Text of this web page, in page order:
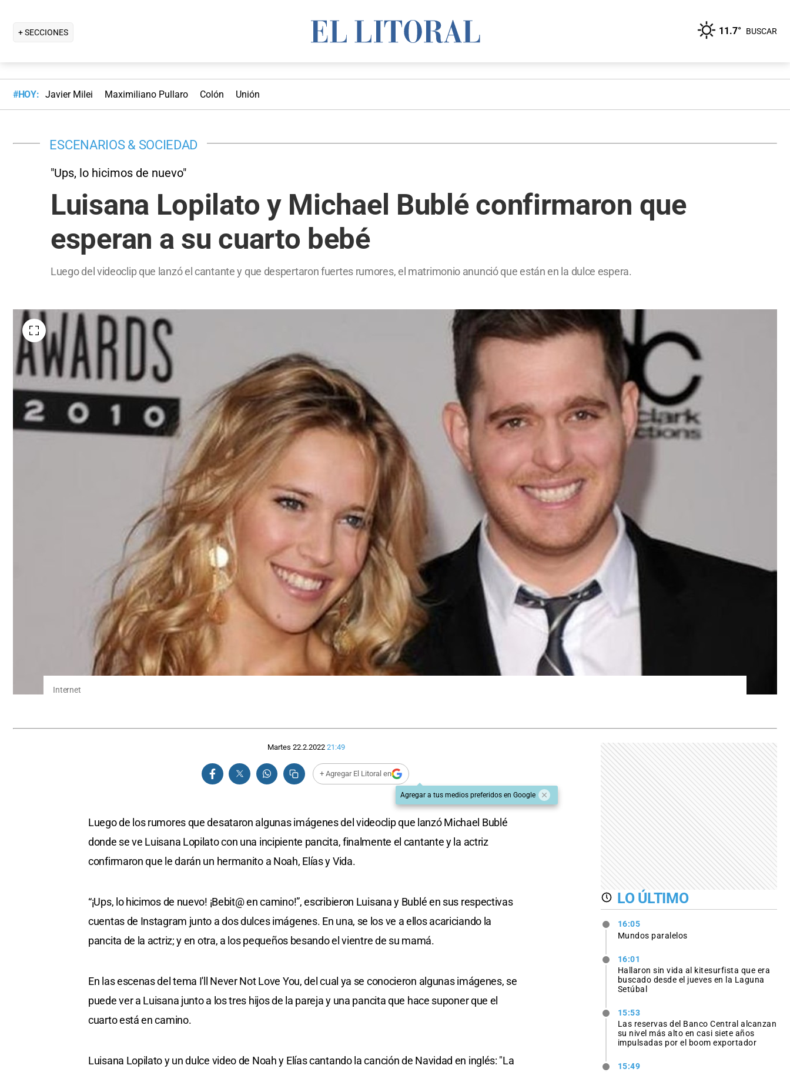
+ SECCIONES 11.7° BUSCAR
#HOY: Javier Milei Maximiliano Pullaro Colón Unión
ESCENARIOS & SOCIEDAD
"Ups, lo hicimos de nuevo"
Luisana Lopilato y Michael Bublé confirmaron que
esperan a su cuarto bebé
Luego del videoclip que lanzó el cantante y que despertaron fuertes rumores, el matrimonio anunció que están en la dulce espera.
Internet
Martes 22.2.2022 21:49
+ Agregar El Litoral en
Agregar a tus medios preferidos en Google
Luego de los rumores que desataron algunas imágenes del videoclip que lanzó Michael Bublé
donde se ve Luisana Lopilato con una incipiente pancita, finalmente el cantante y la actriz
confirmaron que le darán un hermanito a Noah, Elías y Vida.
“¡Ups, lo hicimos de nuevo! ¡Bebit@ en camino!”, escribieron Luisana y Bublé en sus respectivas
cuentas de Instagram junto a dos dulces imágenes. En una, se los ve a ellos acariciando la
pancita de la actriz; y en otra, a los pequeños besando el vientre de su mamá.
En las escenas del tema I'll Never Not Love You, del cual ya se conocieron algunas imágenes, se
puede ver a Luisana junto a los tres hijos de la pareja y una pancita que hace suponer que el
cuarto está en camino.
Luisana Lopilato y un dulce video de Noah y Elías cantando la canción de Navidad en inglés: "La
LO ÚLTIMO
16:05
Mundos paralelos
16:01
Hallaron sin vida al kitesurfista que era
buscado desde el jueves en la Laguna
Setúbal
15:53
Las reservas del Banco Central alcanzan
su nivel más alto en casi siete años
impulsadas por el boom exportador
15:49